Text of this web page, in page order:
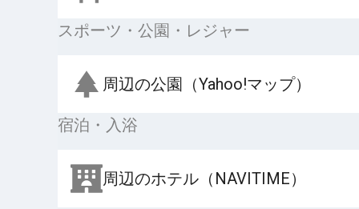
スポーツ・公園・レジャー
周辺の公園（Yahoo!マップ）
宿泊・入浴
周辺のホテル（NAVITIME）